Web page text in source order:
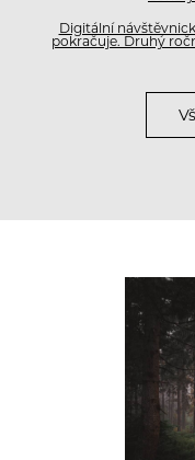
Digitální
pokračuje. Druhý